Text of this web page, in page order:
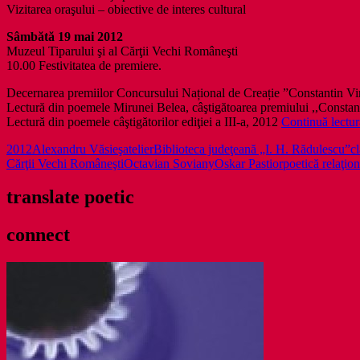
Vizitarea oraşului – obiective de interes cultural
Sâmbătă 19 mai 2012
Muzeul Tiparului şi al Cărţii Vechi Româneşti
10.00 Festivitatea de premiere.
Decernarea premiilor Concursului Național de Creație ”Constantin
Lectură din poemele Mirunei Belea, câştigătoarea premiului
Lectură din poemele câştigătorilor ediţiei a III-a, 2012 Continuă
2012Alexandru VăsieşatelierBiblioteca judeţeană „I. H. Rădulescu”
Cărţii Vechi RomâneştiOctavian SovianyOskar Pastiorpoetică
translate poetic
connect